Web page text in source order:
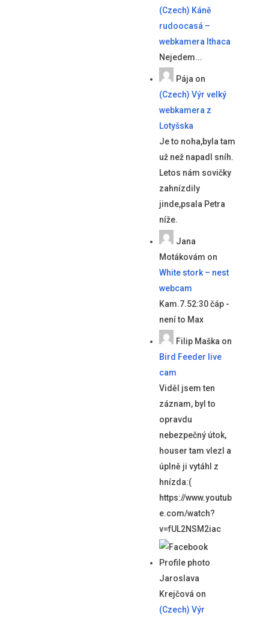
(Czech) Káně
rudoocasá –
webkamera Ithaca
Nejedem...
Pája on
(Czech) Výr velký
webkamera z
Lotyšska
Je to noha,byla tam
už než napadl sníh.
Letos nám sovičky
zahnízdily
jinde,psala Petra
níže.
Jana
Motákovám on
White stork – nest
webcam
Kam.7.52:30 čáp -
není to Max
Filip Maška on
Bird Feeder live
cam
Viděl jsem ten
záznam, byl to
opravdu
nebezpečný útok,
houser tam vlezl a
úplně ji vytáhl z
hnízda:(
https://www.youtub
e.com/watch?
v=fUL2NSM2iac
Jaroslava
Krejčová on
(Czech) Výr